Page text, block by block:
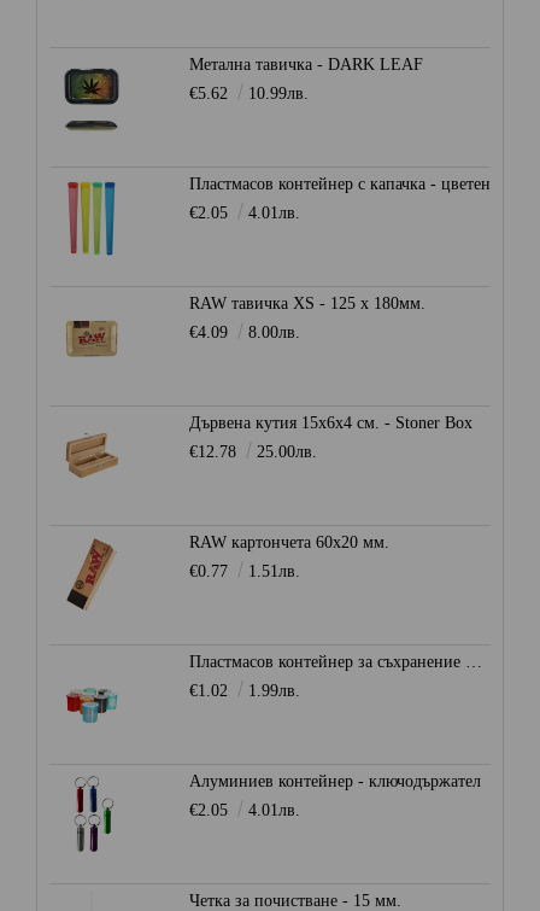
Метална тавичка - DARK LEAF
€5.62
10.99лв.
Пластмасов контейнер с капачка - цветен
€2.05
4.01лв.
RAW тавичка XS - 125 x 180мм.
€4.09
8.00лв.
Дървена кутия 15x6x4 см. - Stoner Box
€12.78
25.00лв.
RAW картончета 60x20 мм.
€0.77
1.51лв.
€1.02
1.99лв.
Алуминиев контейнер - ключодържател
€2.05
4.01лв.
Четка за почистване - 15 мм.